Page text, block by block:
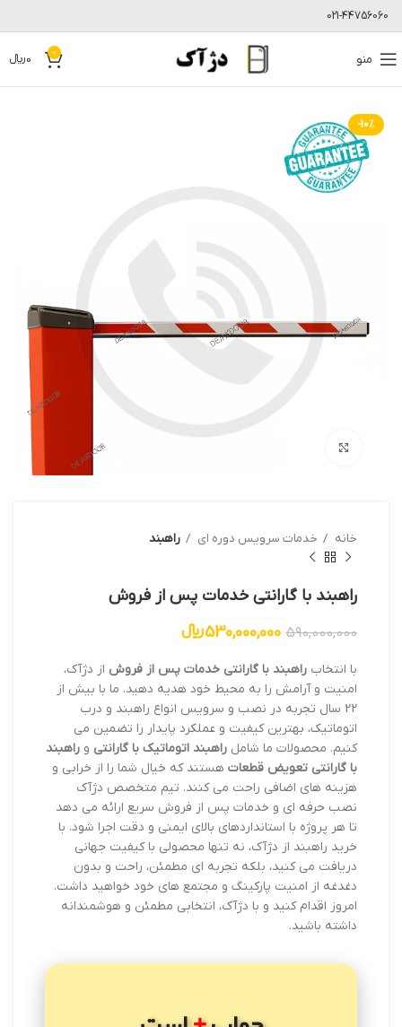
021-44756060
منو 0
0﷼
-10%
خانه خدمات سرویس دوره ای راهبند
راهبند با گارانتی خدمات پس از فروش
590,000,000
530,000,000﷼
با انتخاب راهبند با گارانتی خدمات پس از فروش از دژآک،
امنیت و آرامش را به محیط خود هدیه دهید. ما با بیش از
22 سال تجربه در نصب و سرویس انواع راهبند و درب
اتوماتیک، بهترین کیفیت و عملکرد پایدار را تضمین می
کنیم. محصولات ما شامل راهبند اتوماتیک با گارانتی و راهبند
با گارانتی تعویض قطعات هستند که خیال شما را از خرابی و
هزینه های اضافی راحت می کنند. تیم متخصص دژآک
نصب حرفه ای و خدمات پس از فروش سریع ارائه می دهد
تا هر پروژه با استانداردهای بالای ایمنی و دقت اجرا شود. با
خرید راهبند از دژآک، نه تنها محصولی با کیفیت جهانی
دریافت می کنید، بلکه تجربه ای مطمئن، راحت و بدون
دغدغه از امنیت پارکینگ و مجتمع های خود خواهید داشت.
امروز اقدام کنید و با دژآک، انتخابی مطمئن و هوشمندانه
داشته باشید.